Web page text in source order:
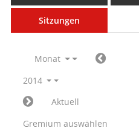
Sitzungen
Monat
2014
Aktuell
Gremium auswählen